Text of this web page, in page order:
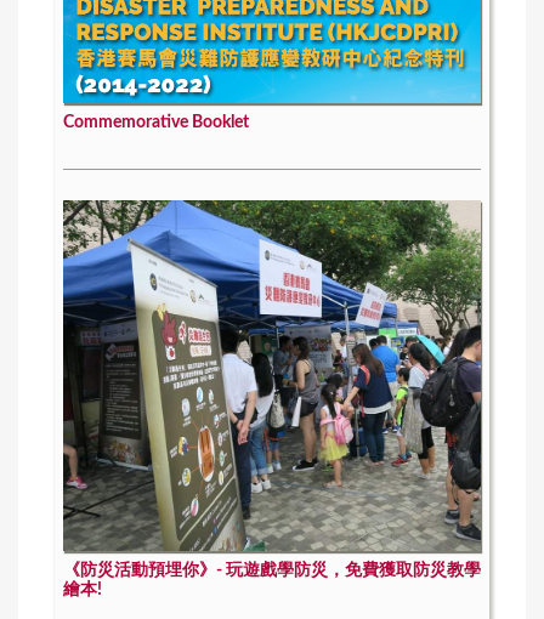
Commemorative Booklet
《防災活動預埋你》- 玩遊戲學防災，免費獲取防災教學
繪本!